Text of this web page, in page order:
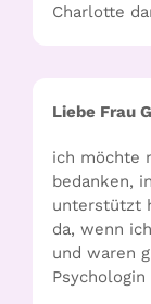
Charlotte
Liebe Frau
ich möchte
bedanken,
unterstützt
da, wenn
und waren